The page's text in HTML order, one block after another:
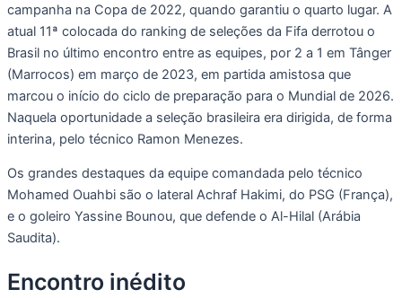
campanha na Copa de 2022, quando garantiu o quarto lugar. A
atual 11ª colocada do ranking de seleções da Fifa derrotou o
Brasil no último encontro entre as equipes, por 2 a 1 em Tânger
(Marrocos) em março de 2023, em partida amistosa que
marcou o início do ciclo de preparação para o Mundial de 2026.
Naquela oportunidade a seleção brasileira era dirigida, de forma
interina, pelo técnico Ramon Menezes.
Os grandes destaques da equipe comandada pelo técnico
Mohamed Ouahbi são o lateral Achraf Hakimi, do PSG (França),
e o goleiro Yassine Bounou, que defende o Al-Hilal (Arábia
Saudita).
Encontro inédito